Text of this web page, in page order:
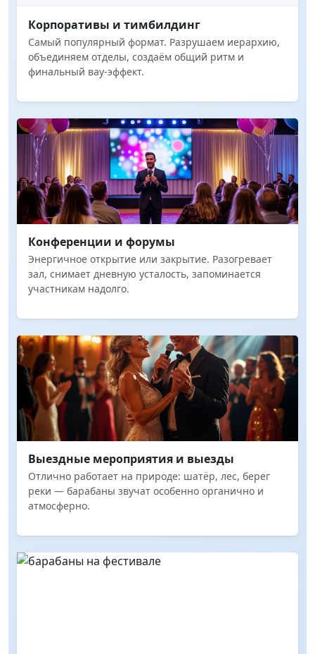
Корпоративы и тимбилдинг
Самый популярный формат. Разрушаем иерархию,
объединяем отделы, создаём общий ритм и
финальный вау-эффект.
Конференции и форумы
Энергичное открытие или закрытие. Разогревает
зал, снимает дневную усталость, запоминается
участникам надолго.
Выездные мероприятия и выезды
Отлично работает на природе: шатёр, лес, берег
реки — барабаны звучат особенно органично и
атмосферно.